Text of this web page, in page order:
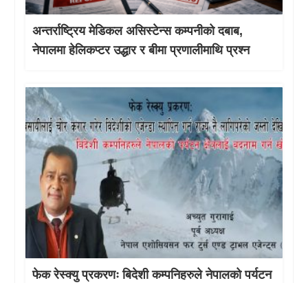
अन्तर्राष्ट्रिय मेडिकल असिस्टेन्स कम्पनीको दबाब,
नेपालमा हेलिकप्टर उद्धार र बीमा प्रणालीमाथि प्रश्न
फेक रेस्क्यु प्रकरणः बिदेशी कम्पनिहरुले नेपालको पर्यटन